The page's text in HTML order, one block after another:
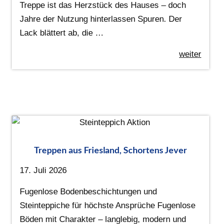
Treppe ist das Herzstück des Hauses – doch
Jahre der Nutzung hinterlassen Spuren. Der
Lack blättert ab, die …
weiter
Treppen aus Friesland, Schortens Jever
17. Juli 2026
Fugenlose Bodenbeschichtungen und
Steinteppiche für höchste Ansprüche Fugenlose
Böden mit Charakter – langlebig, modern und